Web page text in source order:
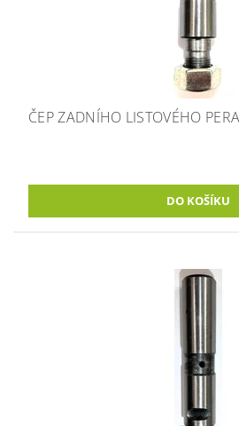
ČEP ZADNÍHO LISTOVÉHO